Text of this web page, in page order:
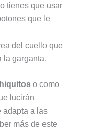
tienes que usar
que le
del cuello que
la garganta.
o como
lucirán
adapta a las
más de este